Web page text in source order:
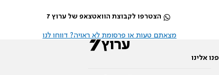
הצטרפו לקבוצת הוואטצאפ של ערוץ 7
מצאתם טעות או פרסומת לא ראויה? דווחו לנו
פנו אלינו